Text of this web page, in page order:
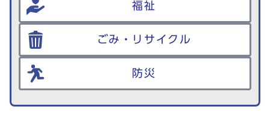
福祉
ごみ・リサイクル
防災